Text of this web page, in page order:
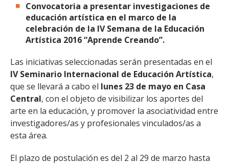
Convocatoria a presentar investigaciones de
educación artística en el marco de la
celebración de la IV Semana de la Educación
Artística 2016 “Aprende Creando”.
Las iniciativas seleccionadas serán presentadas en el
IV Seminario Internacional de Educación Artística,
que se llevará a cabo el lunes 23 de mayo en Casa
Central, con el objeto de visibilizar los aportes del
arte en la educación, y promover la asociatividad entre
investigadores/as y profesionales vinculados/as a
esta área.
El plazo de postulación es del 2 al 29 de marzo hasta